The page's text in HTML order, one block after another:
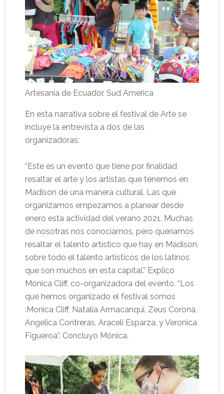
Artesania de Ecuador, Sud America
En esta narrativa sobre el festival de Arte se
incluye la entrevista a dos de las
organizadoras:
“Este es un evento que tiene por finalidad
resaltar el arte y los artistas que tenemos en
Madison de una manera cultural. Las que
organizamos empezamos a planear desde
enero esta actividad del verano 2021. Muchas
de nosotras nos conocíamos, pero queríamos
resaltar el talento artístico que hay en Madison,
sobre todo el talento artísticos de los latinos
que son muchos en esta capital.” Explicó
Mónica Cliff, co-organizadora del evento. “Los
que hemos organizado el festival somos
:Monica Cliff, Natalia Armacanqui, Zeus Corona,
Angelica Contreras, Araceli Esparza, y Veronica
Figueroa”. Concluyo Mónica.